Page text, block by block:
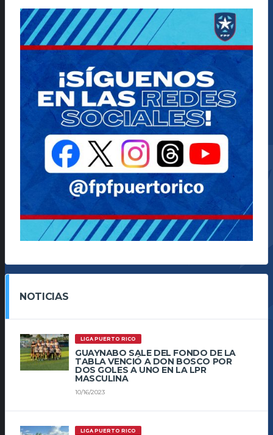
NOTICIAS
LIGA PUERTO RICO
GUAYNABO SALE DEL FONDO DE LA
TABLA VENCIÓ A DON BOSCO POR
DOS GOLES A UNO EN LA LPR
MASCULINA
10/16/2023
LIGA PUERTO RICO